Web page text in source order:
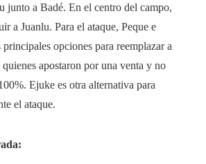
junto a Badé. En el centro del campo,
a Juanlu. Para el ataque, Peque e
opciones para reemplazar a
apostaron por una venta y no
Ejuke es otra alternativa para
el ataque.